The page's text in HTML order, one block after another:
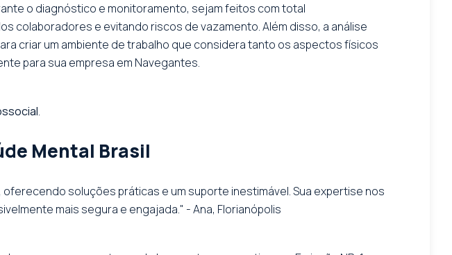
o diagnóstico e monitoramento, sejam feitos com total
colaboradores e evitando riscos de vazamento. Além disso, a análise
criar um ambiente de trabalho que considera tanto os aspectos físicos
para sua empresa em Navegantes.
.
Mental Brasil
soluções práticas e um suporte inestimável. Sua expertise nos
mais segura e engajada." - Ana, Florianópolis